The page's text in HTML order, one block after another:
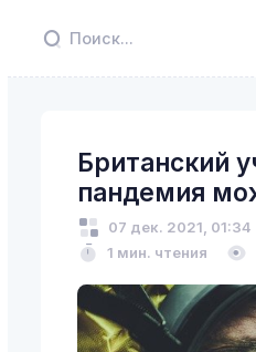
Британский
пандемия
07 дек. 2021, 01:34
1 мин. чтения